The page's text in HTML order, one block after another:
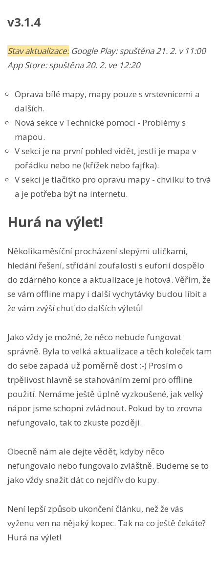
v3.1.4
Stav aktualizace: Google Play:spuštěna 21. 2. v 11:00
App Store:spuštěna 20. 2. ve 12:20
Oprava bílé mapy, mapy pouze s vrstevnicemi a
dalších.
Nová sekce v Technické pomoci - Problémy s
mapou.
V sekci je na první pohled vidět, jestli je mapa v
pořádku nebo ne (křížek nebo fajfka).
V sekci je tlačítko pro opravu mapy - chvilku to trvá
a je potřeba být na internetu.
Hurá na výlet!
Několikaměsíční procházení slepými uličkami,
hledání řešení, střídání zoufalosti s euforií dospělo
do zdárného konce a aktualizace je hotová. Věřím, že
se vám offline mapy i další vychytávky budou líbit a
že vám zvýší chuť do dalších výletů!
Jako vždy je možné, že něco nebude fungovat
správně. Byla to velká aktualizace a těch koleček tam
do sebe zapadá už poměrně dost :-) Prosím o
trpělivost hlavně se stahováním zemí pro offline
použití. Nemáme ještě úplně vyzkoušené, jak velký
nápor jsme schopni zvládnout. Pokud by to zrovna
nefungovalo, tak to zkuste později.
Obecně nám ale dejte vědět, kdyby něco
nefungovalo nebo fungovalo zvláštně. Budeme se to
jako vždy snažit dát co nejdřív do kupy.
Není lepší způsob ukončení článku, než že vás
vyženu ven na nějaký kopec. Tak na co ještě čekáte?
Hurá na výlet!